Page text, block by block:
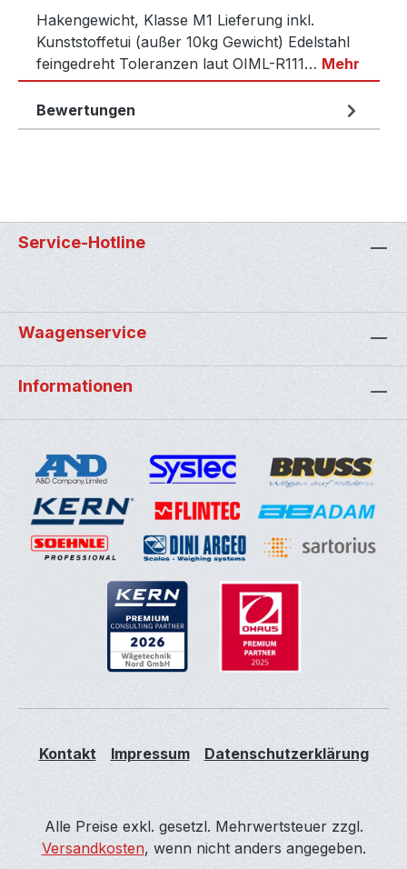
Hakengewicht, Klasse M1 Lieferung inkl.
Kunststoffetui (außer 10kg Gewicht) Edelstahl
feingedreht Toleranzen laut OIML-R111… Mehr
Bewertungen
Service-Hotline
Waagenservice
Informationen
Kontakt Impressum Datenschutzerklärung
Alle Preise exkl. gesetzl. Mehrwertsteuer zzgl.
Versandkosten, wenn nicht anders angegeben.